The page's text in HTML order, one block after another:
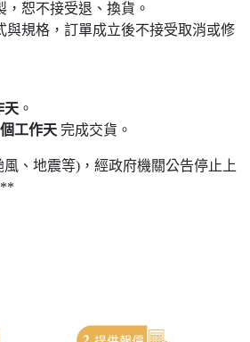
，恕不接受退 、換貨。
與規格，訂單成立後不接受取消或修
天 。
個工作天 完成交貨。
、地震等)，經政府機關公告停止上